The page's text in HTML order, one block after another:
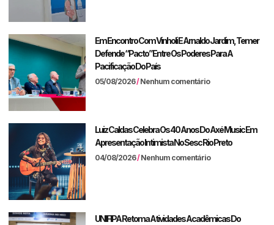
Em Encontro Com Vinholi E Arnaldo Jardim, Temer
Defende “pacto” Entre Os Poderes Para A
Pacificação Do País
05/08/2026 Nenhum comentário
Luiz Caldas Celebra Os 40 Anos Do Axé Music Em
Apresentação Intimista No Sesc Rio Preto
04/08/2026 Nenhum comentário
UNIFIPA Retoma Atividades Acadêmicas Do